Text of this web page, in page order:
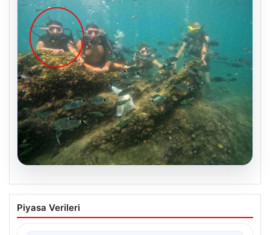
Annesi yaşamını yitirmişti, kızı
Instagram’da yakaladı! Ölümlü scuba
Piyasa Verileri